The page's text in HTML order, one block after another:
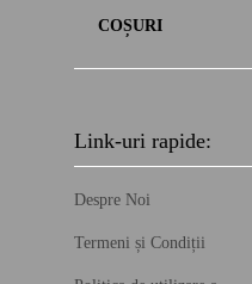
COȘURI
Link-uri rapide:
Despre Noi
Termeni și Condiții